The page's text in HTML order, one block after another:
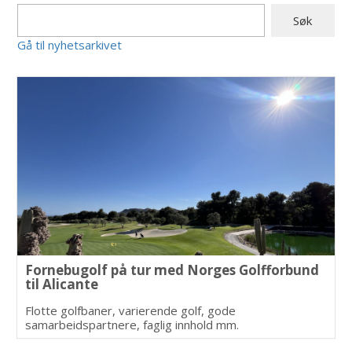
Gå til nyhetsarkivet
Fornebugolf på tur med Norges Golfforbund
til Alicante
Flotte golfbaner, varierende golf, gode
samarbeidspartnere, faglig innhold mm.